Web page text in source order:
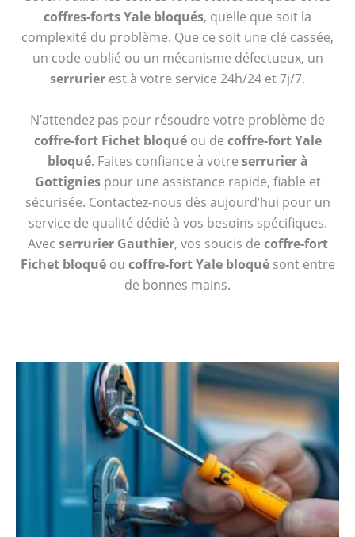
coffres-forts Yale bloqués, quelle que soit la
complexité du problème. Que ce soit une clé cassée,
un code oublié ou un mécanisme défectueux, un
serrurier est à votre service 24h/24 et 7j/7.
N’attendez pas pour résoudre votre problème de
coffre-fort Fichet bloquéou de coffre-fort Yale
bloqué. Faites confiance à votre serrurier à
Gottigniespour une assistance rapide, fiable et
sécurisée. Contactez-nous dès aujourd’hui pour un
service de qualité dédié à vos besoins spécifiques.
Avec serrurier Gauthier, vos soucis de coffre-fort
Fichet bloquéou coffre-fort Yale bloquésont entre
de bonnes mains.